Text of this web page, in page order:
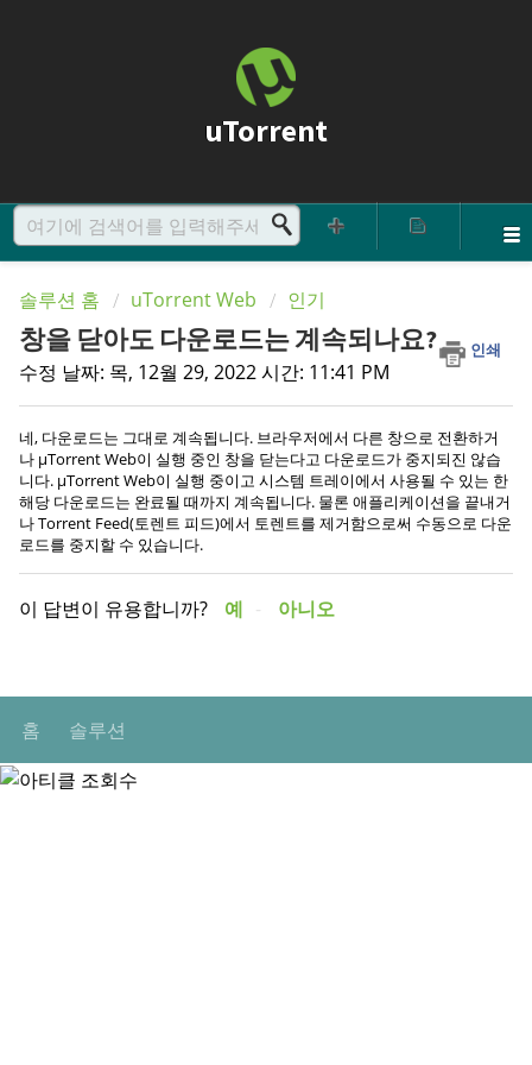
uTorrent
솔루션 홈 uTorrent Web 인기
창을 닫아도 다운로드는 계속되나요? 인쇄
수정 날짜: 목, 12월 29, 2022 시간: 11:41 PM
네, 다운로드는 그대로 계속됩니다. 브라우저에서 다른 창으로 전환하거
나 µTorrent Web이 실행 중인 창을 닫는다고 다운로드가 중지되진 않습
니다. µTorrent Web이 실행 중이고 시스템 트레이에서 사용될 수 있는 한
해당 다운로드는 완료될 때까지 계속됩니다. 물론 애플리케이션을 끝내거
나 Torrent Feed(토렌트 피드)에서 토렌트를 제거함으로써 수동으로 다운
로드를 중지할 수 있습니다.
이 답변이 유용합니까? 예 아니오
홈 솔루션